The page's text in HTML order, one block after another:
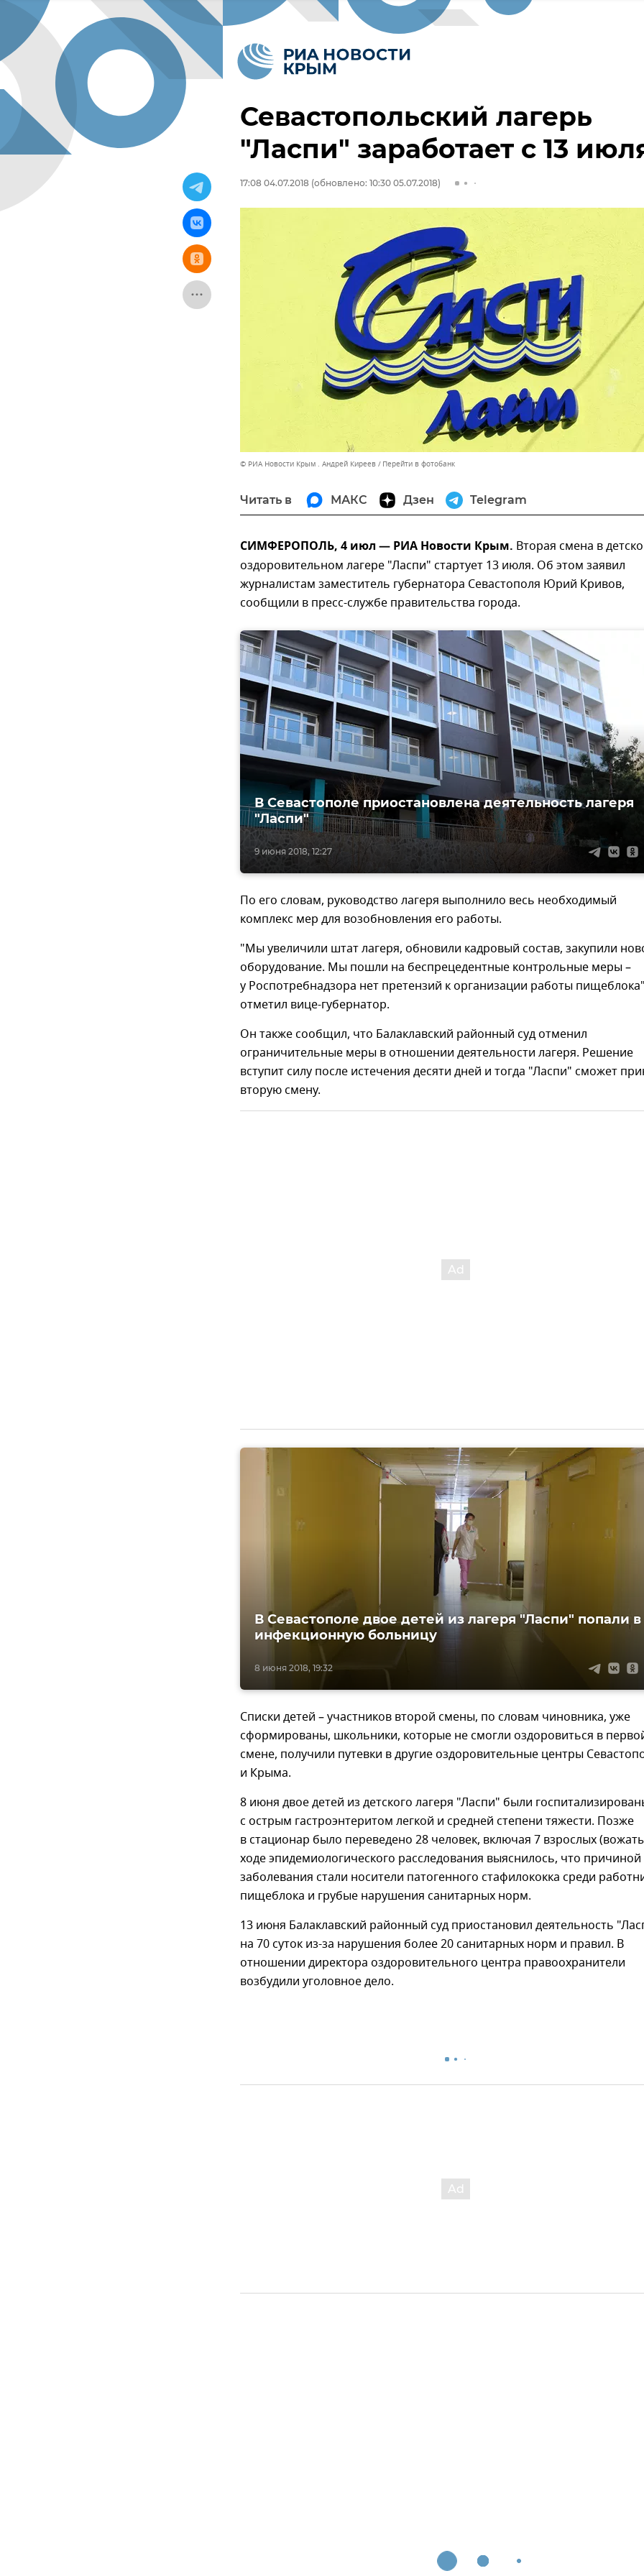
Севастопольский лагерь
"Ласпи" заработает с 13
17:08 04.07.2018 (обновлено: 10:30 05.07.2018)
© РИА Новости Крым . Андрей Киреев Перейти в фотобанк
Читать в МАКС Дзен Telegram
СИМФЕРОПОЛЬ, 4 июл — РИА Новости Крым. Вторая смена в
оздоровительном лагере "Ласпи" стартует 13 июля. Об этом заявил
журналистам заместитель губернатора Севастополя Юрий Кривов,
сообщили в пресс-службе правительства города.
9 июня 2018, 12:27
В Севастополе приостановлена деятельность лагеря
"Ласпи"
По его словам, руководство лагеря выполнило весь необходимый
комплекс мер для возобновления его работы.
"Мы увеличили штат лагеря, обновили кадровый состав, закупили
оборудование. Мы пошли на беспрецедентные контрольные меры –
у Роспотребнадзора нет претензий к организации работы
отметил вице-губернатор.
Он также сообщил, что Балаклавский районный суд отменил
ограничительные меры в отношении деятельности лагеря. Решение
вступит силу после истечения десяти дней и тогда "Ласпи" сможет
вторую смену.
8 июня 2018, 19:32
В Севастополе двое детей из лагеря "Ласпи" попали в
инфекционную больницу
Списки детей – участников второй смены, по словам чиновника, уже
сформированы, школьники, которые не смогли оздоровиться в
смене, получили путевки в другие оздоровительные центры
и Крыма.
8 июня двое детей из детского лагеря "Ласпи" были
с острым гастроэнтеритом легкой и средней степени тяжести. Позже
в стационар было переведено 28 человек, включая 7 взрослых
ходе эпидемиологического расследования выяснилось, что причиной
заболевания стали носители патогенного стафилококка среди
пищеблока и грубые нарушения санитарных норм.
13 июня Балаклавский районный суд приостановил деятельность
на 70 суток из-за нарушения более 20 санитарных норм и правил. В
отношении директора оздоровительного центра правоохранители
возбудили уголовное дело.